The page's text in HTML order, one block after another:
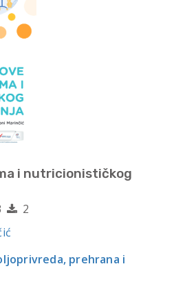
i nutricionističkog
2
prehrana i